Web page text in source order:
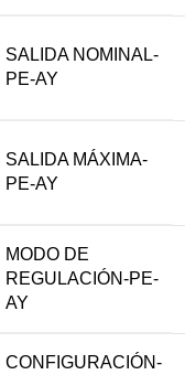
SALIDA NOMINAL-
PE-AY
SALIDA MÁXIMA-
PE-AY
MODO DE
REGULACIÓN-PE-
AY
CONFIGURACIÓN-